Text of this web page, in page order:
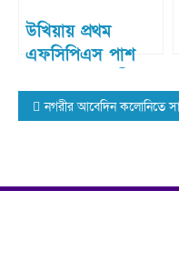
উখিয়ায় প্রথম
এফসিপিএস পাশ
Post